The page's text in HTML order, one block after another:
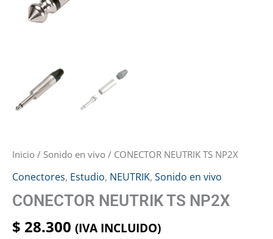
Inicio / Sonido en vivo / CONECTOR NEUTRIK TS NP2X
Conectores, Estudio, NEUTRIK, Sonido en vivo
CONECTOR NEUTRIK TS NP2X
$ 28.300 (IVA INCLUIDO)